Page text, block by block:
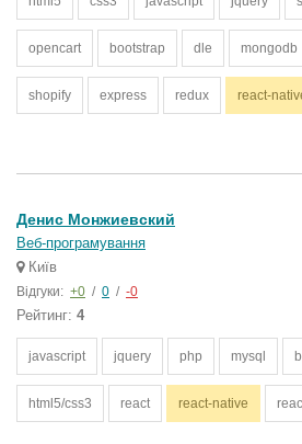
opencart bootstrap dle mongodb
shopify express redux react-
Денис Монжиевский
Веб-програмування
Київ
Відгуки: +0 / 0 / -0
Рейтинг: 4
javascript jquery php mysql
html5/css3 react react-native